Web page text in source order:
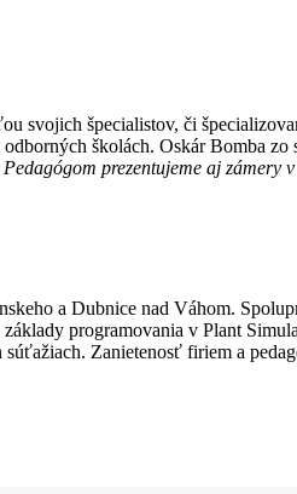
svojich špecialistov, či
školách. Oskár Bomba
prezentujeme aj zámery
a Dubnice nad Váhom.
programovania v Plant
Zanietenosť firiem a